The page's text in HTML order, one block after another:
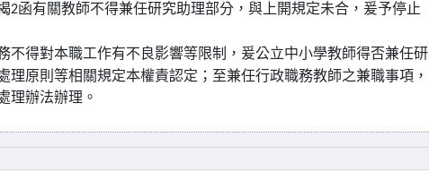
2函有關教師不得兼任研究助理部分，與上開規定未合，爰予停止
不得對本職工作有不良影響等限制，爰公立中小學教師得否兼任研
原則等相關規定本權責認定；至兼任行政職務教師之兼職事項，
理辦法辦理。